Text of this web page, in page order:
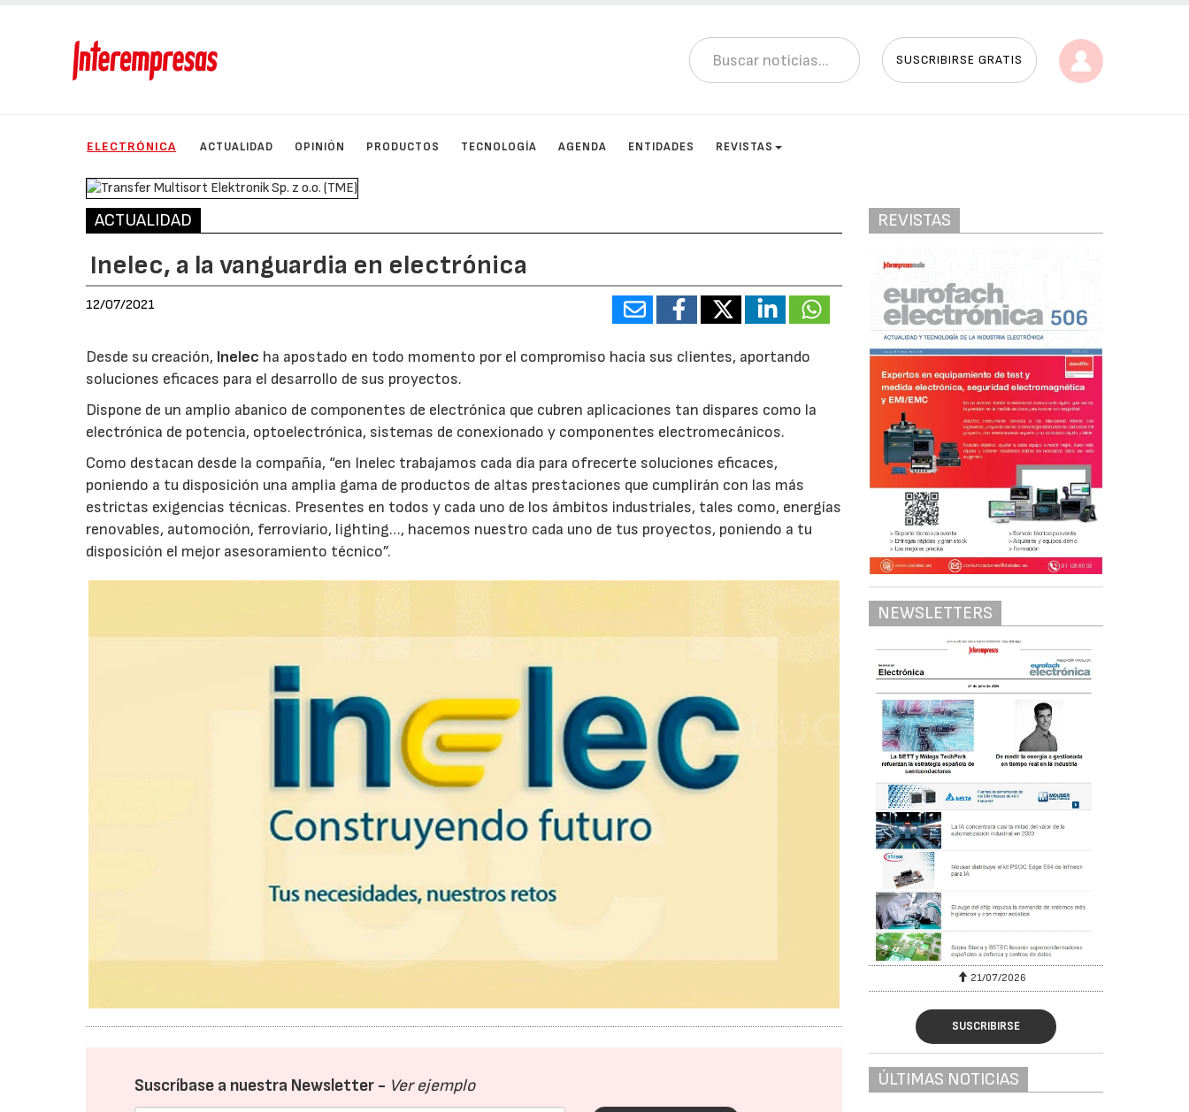
SUSCRIBIRSE GRATIS
ELECTRÓNICA ACTUALIDAD OPINIÓN PRODUCTOS TECNOLOGÍA AGENDA ENTIDADES REVISTAS
ACTUALIDAD
Inelec, a la vanguardia en electrónica
12/07/2021
Desde su creación, Inelec ha apostado en todo momento por el compromiso hacia sus clientes, aportando
soluciones eficaces para el desarrollo de sus proyectos.
Dispone de un amplio abanico de componentes de electrónica que cubren aplicaciones tan dispares como la
electrónica de potencia, optoelectrónica, sistemas de conexionado y componentes electromecánicos.
Como destacan desde la compañía, “en Inelec trabajamos cada día para ofrecerte soluciones eficaces,
poniendo a tu disposición una amplia gama de productos de altas prestaciones que cumplirán con las más
estrictas exigencias técnicas. Presentes en todos y cada uno de los ámbitos industriales, tales como, energías
renovables, automoción, ferroviario, lighting…, hacemos nuestro cada uno de tus proyectos, poniendo a tu
disposición el mejor asesoramiento técnico”.
Suscríbase a nuestra Newsletter - Ver ejemplo
REVISTAS
NEWSLETTERS
21/07/2026
SUSCRIBIRSE
ÚLTIMAS NOTICIAS